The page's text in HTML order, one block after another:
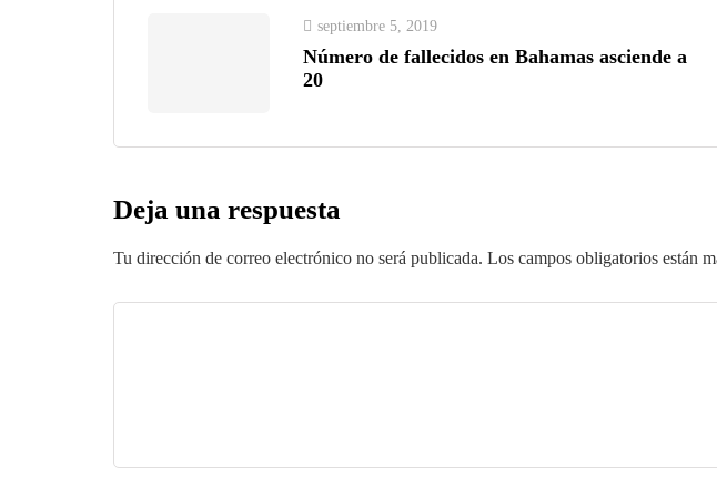
septiembre 5, 2019
Número de fallecidos en Bahamas asciende a
20
Deja una respuesta
Tu dirección de correo electrónico no será publicada. Los campos obligatorios están